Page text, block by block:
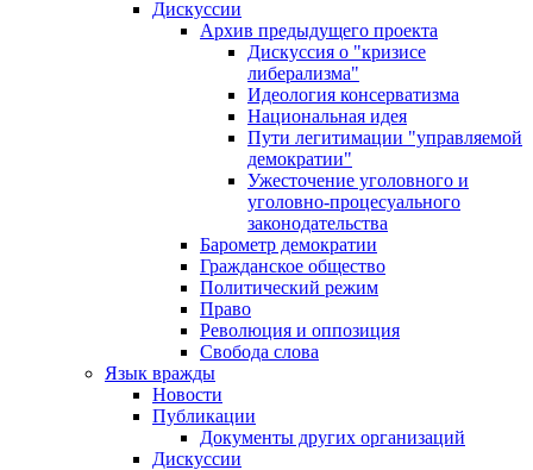
Дискуссии
Архив предыдущего проекта
Дискуссия о "кризисе
либерализма"
Идеология консерватизма
Национальная идея
Пути легитимации "управляемой
демократии"
Ужесточение уголовного и
уголовно-процесуального
законодательства
Барометр демократии
Гражданское общество
Политический режим
Право
Революция и оппозиция
Свобода слова
Язык вражды
Новости
Публикации
Документы других организаций
Дискуссии